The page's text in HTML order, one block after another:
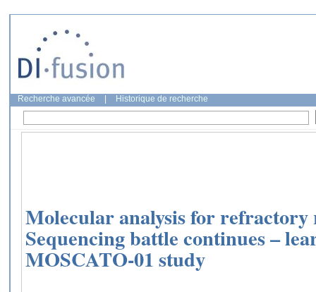
Recherche avancée Historique de recherche
Molecular analysis for refractory
Sequencing battle continues –
MOSCATO-01 study